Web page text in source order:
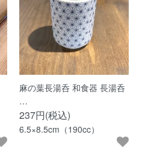
麻の葉長湯呑 和食器 長湯呑
…
237円(税込)
6.5×8.5cm（190cc）